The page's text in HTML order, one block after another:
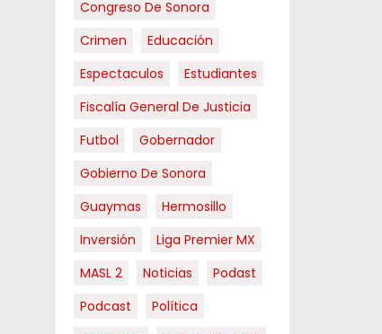
Congreso De Sonora
Crimen
Educación
Espectaculos
Estudiantes
Fiscalía General De Justicia
Futbol
Gobernador
Gobierno De Sonora
Guaymas
Hermosillo
Inversión
Liga Premier MX
MASL 2
Noticias
Podast
Podcast
Política